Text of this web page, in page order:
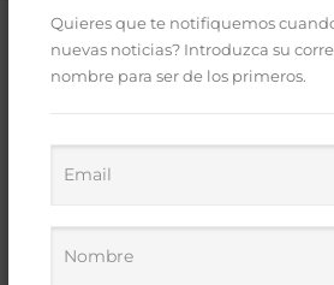
Quieres que te notifiquemos
nuevas noticias? Introduzca su
nombre para ser de los primeros.